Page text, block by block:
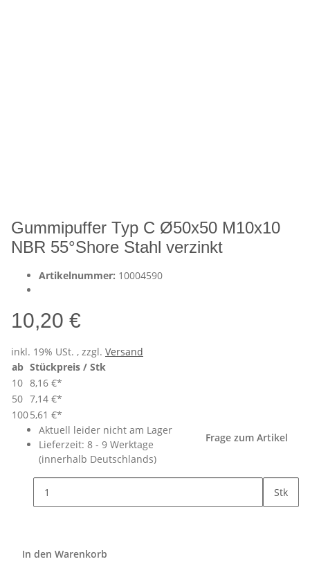
Gummipuffer Typ C Ø50x50 M10x10
NBR 55°Shore Stahl verzinkt
Artikelnummer: 10004590
10,20 €
inkl. 19% USt. , zzgl. Versand
ab Stückpreis / Stk
10 8,16 €*
50 7,14 €*
1005,61 €*
Aktuell leider nicht am Lager
Lieferzeit: 8 - 9 Werktage
(innerhalb Deutschlands)
Frage zum Artikel
Stk
In den Warenkorb